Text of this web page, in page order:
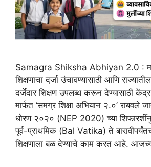
Samagra Shiksha Abhiyan 2.0 :
शिक्षणाचा दर्जा उंचावण्यासाठी आणि राज्यातील
दर्जेदार शिक्षण उपलब्ध करून देण्यासाठी
मार्फत ‘समग्र शिक्षा अभियान २.०’ राबवले
धोरण २०२० (NEP 2020) च्या
पूर्व-प्राथमिक (Bal Vatika) ते
शिक्षणाला बळ देण्याचे काम करत आहे.